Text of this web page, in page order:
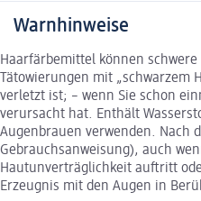
Warnhinweise
Haarfärbemittel können
Tätowierungen mit
verletzt ist; – wenn Sie schon
verursacht hat. Enthält
Augenbrauen verwenden. Nach
Gebrauchsanweisung), auch
Hautunverträglichkeit auftritt
Erzeugnis mit den Augen in